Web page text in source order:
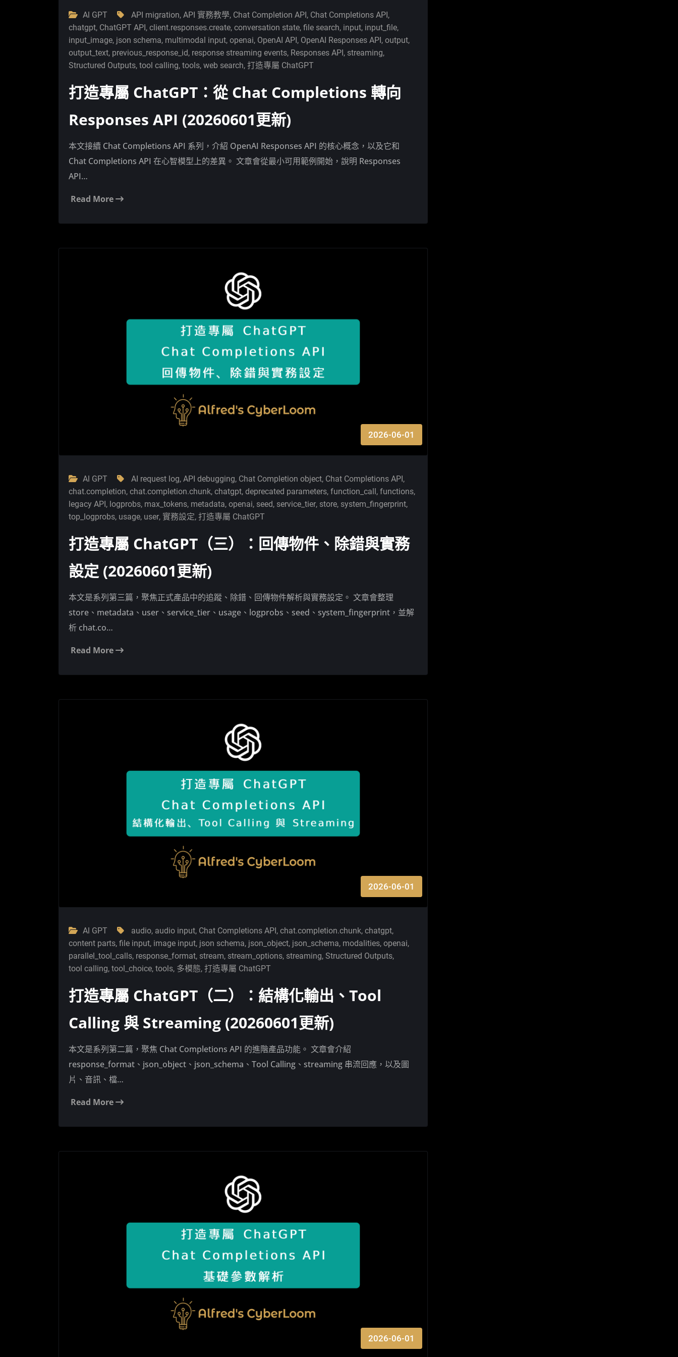
Al GPT API migration,API 實務教學, Chat Completion API, Chat Completions API,
chatgpt, ChatGPT API,client.responses.create,conversation state,file search, input, input_file,
input_image, json schema, multimodal input,openai, OpenAI API, OpenAI Responses API,output,
output_text, previous_response_id, response streaming events, Responses API, streaming,
Structured Outputs,tool calling,tools,web search,打造專屬 ChatGPT
打造專屬 ChatGPT：從 Chat Completions 轉向
Responses API (20260601更新)
本文接續 Chat Completions API 系列，介紹 OpenAI Responses API 的核心概念，以及它和
Chat Completions API 在心智模型上的差異。 文章會從最小可用範例開始，說明 Responses
API…
Read More
2026-06-01
Al GPT AI request log,API debugging, Chat Completion object, Chat Completions API ,
chat.completion,chat.completion.chunk,chatgpt,deprecated parameters,function_call ,functions,
legacy API , logprobs, max_tokens, metadata,openai, seed, service_tier, store, system_fingerprint,
top_logprobs, usage, user,實務設定,打造專屬 ChatGPT
打造專屬 ChatGPT（三）：回傳物件、除錯與實務
設定 (20260601更新)
本文是系列第三篇，聚焦正式產品中的追蹤、除錯、回傳物件解析與實務設定。 文章會整理
store、metadata、user、service_tier、usage、logprobs、seed、system_fingerprint，並解
析 chat.co…
Read More
2026-06-01
Al GPT audio, audio input, Chat Completions API,chat.completion.chunk,chatgpt,
content parts,file input, image input, json schema, json_object, json_schema, modalities,openai,
parallel_tool_calls, response_format, stream, stream_options, streaming,Structured Outputs,
tool calling,tool_choice,tools, 多模態,打造專屬 ChatGPT
打造專屬 ChatGPT（二）：結構化輸出、Tool
Calling 與 Streaming (20260601更新)
本文是系列第二篇，聚焦 Chat Completions API 的進階產品功能。 文章會介紹
response_format、json_object、json_schema、Tool Calling、streaming 串流回應，以及圖
片、音訊、檔…
Read More
2026-06-01